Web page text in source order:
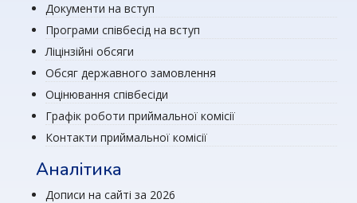
Документи на вступ
Програми співбесід на вступ
Ліцінзійні обсяги
Обсяг державного замовлення
Оцінювання співбесіди
Графік роботи приймальної комісії
Контакти приймальної комісії
Аналітика
Дописи на сайті за 2026